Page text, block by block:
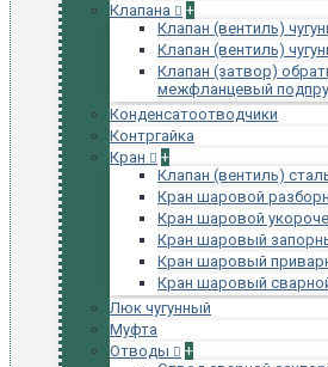
Клапана
+
Клапан (вентиль)
Клапан (вентиль)
Клапан (затвор)
межфланцевый
Конденсатоотводчики
Контргайка
Кран
+
Клапан (вентиль)
Кран шаровой
Кран шаровой
Кран шаровый
Кран шаровый
Кран шаровый
Люк чугунный
Муфта
Отводы
+